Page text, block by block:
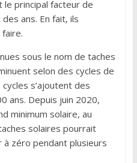
le principal facteur de
ans. En fait, ils
sous le nom de taches
selon des cycles de
s’ajoutent des
ans. Depuis juin 2020,
minimum solaire, au
solaires pourrait
zéro pendant plusieurs